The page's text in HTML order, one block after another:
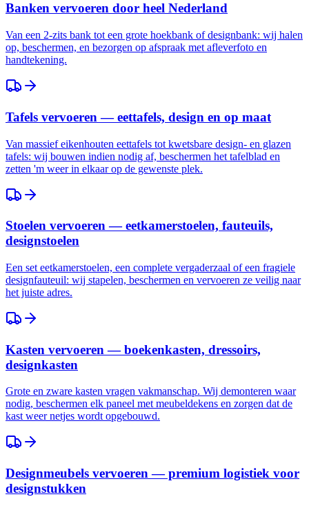
Banken vervoeren door heel Nederland
Van een 2-zits bank tot een grote hoekbank of designbank: wij halen
op, beschermen, en bezorgen op afspraak met afleverfoto en
handtekening.
Tafels vervoeren — eettafels, design en op maat
Van massief eikenhouten eettafels tot kwetsbare design- en glazen
tafels: wij bouwen indien nodig af, beschermen het tafelblad en
zetten 'm weer in elkaar op de gewenste plek.
Stoelen vervoeren — eetkamerstoelen, fauteuils,
designstoelen
Een set eetkamerstoelen, een complete vergaderzaal of een fragiele
designfauteuil: wij stapelen, beschermen en vervoeren ze veilig naar
het juiste adres.
Kasten vervoeren — boekenkasten, dressoirs,
designkasten
Grote en zware kasten vragen vakmanschap. Wij demonteren waar
nodig, beschermen elk paneel met meubeldekens en zorgen dat de
kast weer netjes wordt opgebouwd.
Designmeubels vervoeren — premium logistiek voor
designstukken